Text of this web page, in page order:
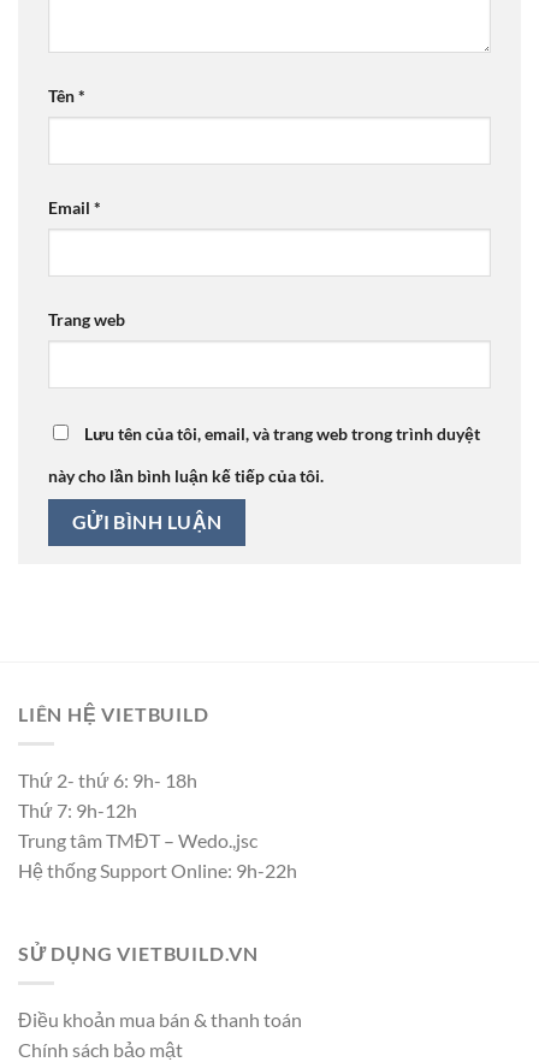
Tên*
Email *
Trang web
Lưu tên của tôi, email, và trang web trong trình duyệt
này cho lần bình luận kế tiếp của tôi.
LIÊN HỆ VIETBUILD
Thứ 2- thứ 6: 9h- 18h
Thứ 7: 9h-12h
Trung tâm TMĐT – Wedo.,jsc
Hệ thống Support Online: 9h-22h
SỬ DỤNG VIETBUILD.VN
Điều khoản mua bán & thanh toán
Chính sách bảo mật